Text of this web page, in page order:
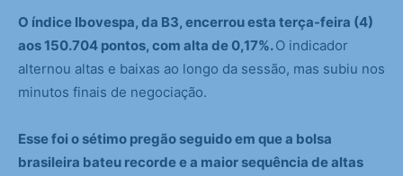
O índice Ibovespa, da B3, encerrou esta terça-feira (4)
aos 150.704 pontos, com alta de 0,17%.O indicador
alternou altas e baixas ao longo da sessão, mas subiu nos
minutos finais de negociação.
Esse foi o sétimo pregão seguido em que a bolsa
brasileira bateu recorde e a maior sequência de altas